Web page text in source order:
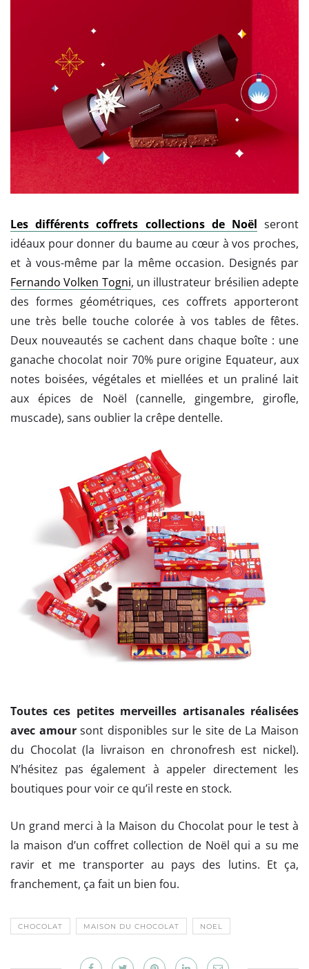
Les différents coffrets collections de Noël seront
idéaux pour donner du baume au cœur à vos proches,
et à vous-même par la même occasion. Designés par
Fernando Volken Togni, un illustrateur brésilien adepte
des formes géométriques, ces coffrets apporteront
une très belle touche colorée à vos tables de fêtes.
Deux nouveautés se cachent dans chaque boîte : une
ganache chocolat noir 70% pure origine Equateur, aux
notes boisées, végétales et miellées et un praliné lait
aux épices de Noël (cannelle, gingembre, girofle,
muscade), sans oublier la crêpe dentelle.
Toutes ces petites merveilles artisanales réalisées
avec amoursont disponibles sur le site de La Maison
du Chocolat (la livraison en chronofresh est nickel).
N’hésitez pas également à appeler directement les
boutiques pour voir ce qu’il reste en stock.
Un grand merci à la Maison du Chocolat pour le test à
la maison d’un coffret collection de Noël qui a su me
ravir et me transporter au pays des lutins. Et ça,
franchement, ça fait un bien fou.
CHOCOLAT MAISON DU CHOCOLAT NOEL